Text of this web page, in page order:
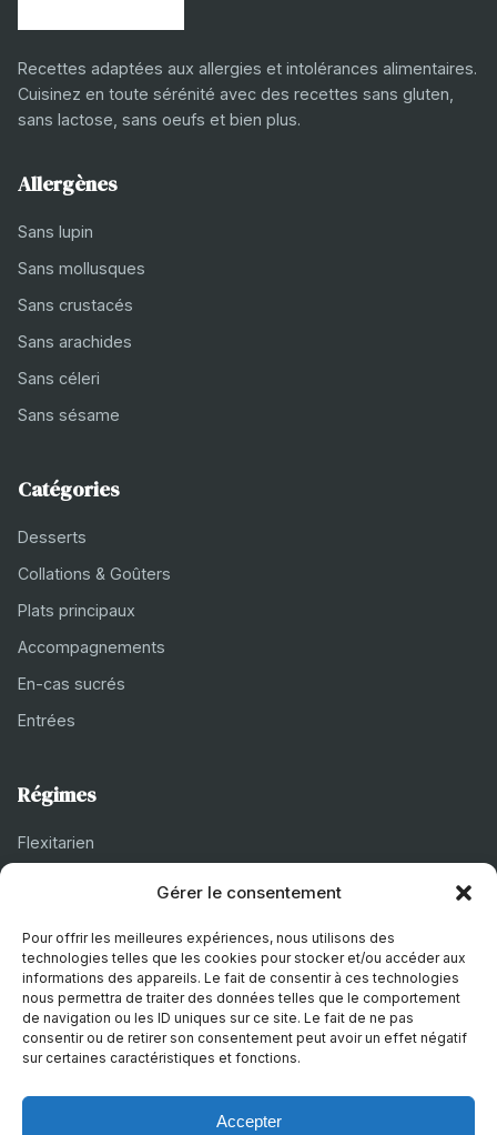
Gérer le consentement
Pour offrir les meilleures expériences, nous utilisons des
technologies telles que les cookies pour stocker et/ou accéder aux
informations des appareils. Le fait de consentir à ces technologies
nous permettra de traiter des données telles que le comportement
de navigation ou les ID uniques sur ce site. Le fait de ne pas
consentir ou de retirer son consentement peut avoir un effet négatif
sur certaines caractéristiques et fonctions.
Accepter
Recettes adaptées aux allergies et intolérances alimentaires.
Cuisinez en toute sérénité avec des recettes sans gluten,
sans lactose, sans oeufs et bien plus.
Allergènes
Sans lupin
Sans mollusques
Sans crustacés
Sans arachides
Sans céleri
Sans sésame
Catégories
Desserts
Collations & Goûters
Plats principaux
Accompagnements
En-cas sucrés
Entrées
Régimes
Flexitarien
Végétarien
À propos
Mentions légales
Politique de confidentialité